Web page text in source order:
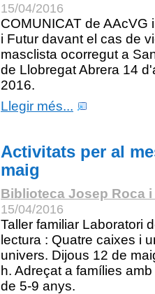
15/04/2016
COMUNICAT de AAcVG
i Futur davant el cas de
masclista ocorregut a
de Llobregat Abrera 14
2016.
Llegir més...
Activitats per al
maig
Biblioteca Josep Roca
15/04/2016
Taller familiar Laboratori
lectura : Quatre caixes i
univers. Dijous 12 de
h. Adreçat a famílies
de 5-9 anys.